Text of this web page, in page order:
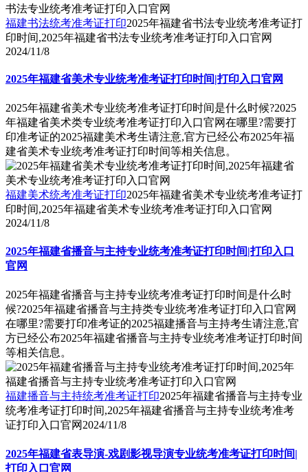
福建书法统考准考证打印2025年福建省书法专业统考准考证打
印时间,2025年福建省书法专业统考准考证打印入口官网
2024/11/8
2025年福建省美术专业统考准考证打印时间|打印入口官网
2025年福建省美术专业统考准考证打印时间是什么时候?2025
年福建省美术类专业统考准考证打印入口官网在哪里?需要打
印准考证的2025福建美术考生请注意,官方已经公布2025年福
建省美术专业统考准考证打印时间等相关信息。
福建美术统考准考证打印2025年福建省美术专业统考准考证打
印时间,2025年福建省美术专业统考准考证打印入口官网
2024/11/8
2025年福建省播音与主持专业统考准考证打印时间|打印入口
官网
2025年福建省播音与主持专业统考准考证打印时间是什么时
候?2025年福建省播音与主持类专业统考准考证打印入口官网
在哪里?需要打印准考证的2025福建播音与主持考生请注意,官
方已经公布2025年福建省播音与主持专业统考准考证打印时间
等相关信息。
福建播音与主持统考准考证打印2025年福建省播音与主持专业
统考准考证打印时间,2025年福建省播音与主持专业统考准考
证打印入口官网 2024/11/8
2025年福建省表导演-戏剧影视导演专业统考准考证打印时间|
打印入口官网